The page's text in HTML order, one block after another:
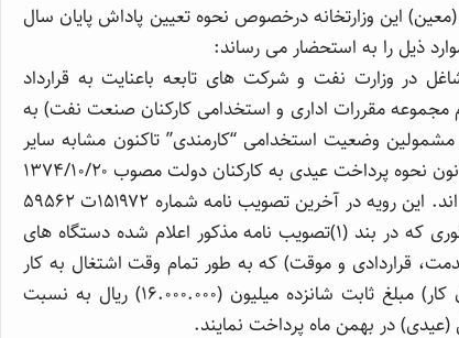
این وزارتخانه درخصوص نحوه تعیین پاداش پایان سال
ذیل را به استحضار می رساند:
در وزارت نفت و شرکت های تابعه باعنایت به قرارداد
(مستند به قسمت ۲۴ـ۲۰۰۰۱) فصل دوم مجموعه مقررات اداری و استخدامی کارکنان صنعت نفت) به
مشمولین وضعیت استخدامی “کارمندی” تاکنون مشابه سایر
کارمندان از لحاظ پرداخت عیدی کماکان مشمول ماده واحده قانون نحوه پرداخت عیدی به کارکنان دولت مصوب ۱۳۷۴/۱۰/۲۰
و عیدی اعلامی سالانه از سوی هیئت محترم وزیران قرار گرفته اند. این رویه در آخرین تصویب نامه شماره ۱۵۱۹۷۲ت ٥٩٥٦۲
هـ مورخ ۱۴۰۰/۱۱/۲۷ هیأت محترم وزیران نیز تصریح گردیده بطوری که در بند (۱)تصویب نامه مذکور اعلام شده دستگاه های
قراردادی و موقت) که به طور تمام وقت اشتغال به کار
دارند (به استثنای کارگران شاغل در کارگاه های مشمول قانون کار) مبلغ ثابت شانزده میلیون (۱۶.۰۰۰.۰۰۰) ریال به نسبت